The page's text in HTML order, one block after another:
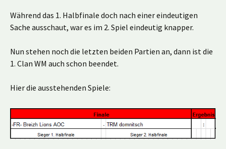
Während das 1. Halbfinale doch nach einer eindeutigen
Sache ausschaut, war es im 2. Spiel eindeutig knapper.
Nun stehen noch die letzten beiden Partien an, dann ist die
1. Clan WM auch schon beendet.
Hier die ausstehenden Spiele: